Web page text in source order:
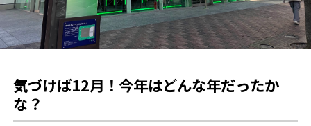
気づけば12月！今年はどんな年だったか
な？